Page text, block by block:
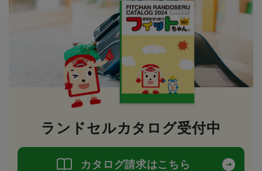
ランドセルカタログ受付中
カタログ請求はこちら